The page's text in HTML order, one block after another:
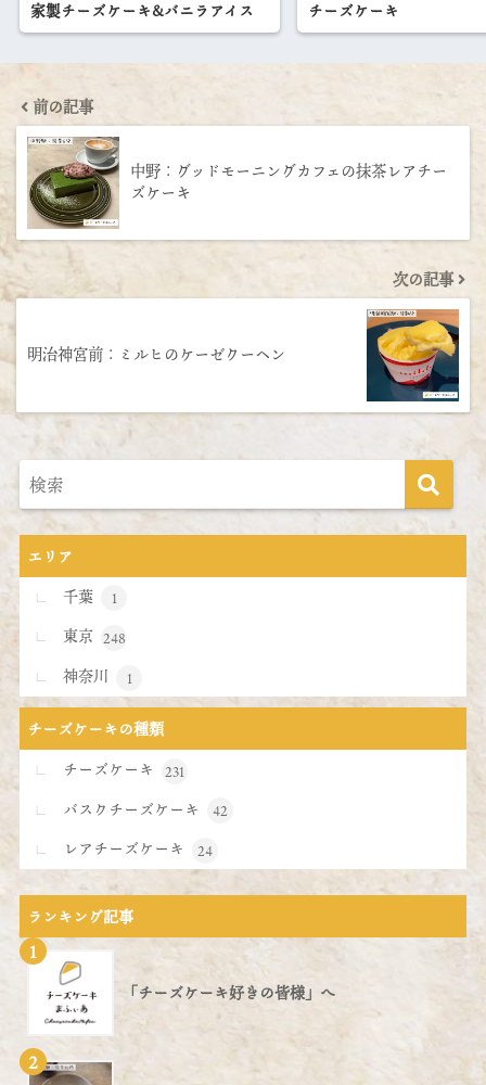
家製チーズケーキ&バニラアイス
チーズケーキ
前の記事
中野：グッドモーニングカフェの抹茶レアチー
ズケーキ
次の記事
明治神宮前：ミルヒのケーゼクーヘン
エリア
千葉
1
東京 248
神奈川 1
チーズケーキの種類
チーズケーキ
231
バスクチーズケーキ 42
レアチーズケーキ 24
ランキング記事
1
「チーズケーキ好きの皆様」へ
2